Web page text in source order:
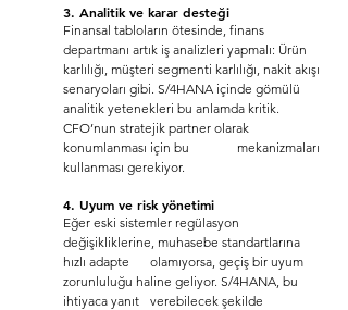
3. Analitik ve karar desteği
Finansal tabloların ötesinde, finans
departmanı artık iş analizleri yapmalı: Ürün
karlılığı, müşteri segmenti karlılığı, nakit akışı
senaryoları gibi. S/4HANA içinde gömülü
analitik yetenekleri bu anlamda kritik.
CFO’nun stratejik partner olarak
konumlanması için bu 	mekanizmaları
kullanması gerekiyor.
4. Uyum ve risk yönetimi
Eğer eski sistemler regülasyon
değişikliklerine, muhasebe standartlarına
hızlı adapte 	olamıyorsa, geçiş bir uyum
zorunluluğu haline geliyor. S/4HANA, bu
ihtiyaca yanıt 	verebilecek şekilde